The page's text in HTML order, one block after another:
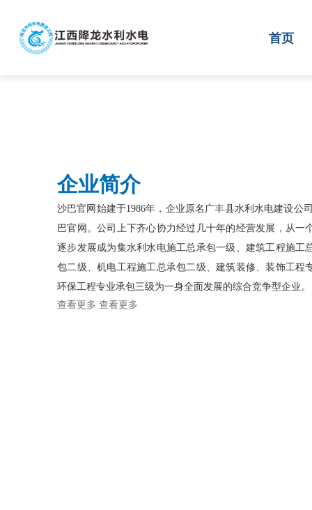
沙巴官网
首页
企业简介
沙巴官网始建于1986年，企业原名广丰县水利水电建设公
巴官网。公司上下齐心协力经过几十年的经营发展，从一
逐步发展成为集水利水电施工总承包一级、建筑工程施工
包二级、机电工程施工总承包二级、建筑装修、装饰工程
环保工程专业承包三级为一身全面发展的综合竞争型企业。
查看更多 查看更多